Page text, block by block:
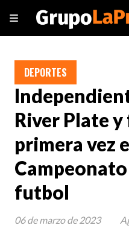
River Plate
primera vez
futbol
DEPORTES
06 de marzo de 2023